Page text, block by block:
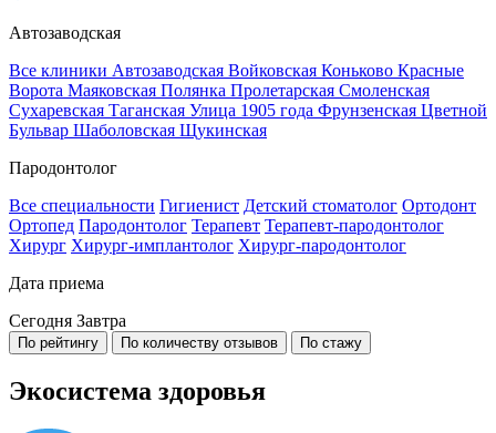
Автозаводская
Все клиники Автозаводская Войковская Коньково Красные
Ворота Маяковская Полянка Пролетарская Смоленская
Сухаревская Таганская Улица 1905 года Фрунзенская Цветной
Бульвар Шаболовская Щукинская
Пародонтолог
Все специальности Гигиенист Детский стоматолог Ортодонт
Ортопед Пародонтолог Терапевт Терапевт-пародонтолог
Хирург Хирург-имплантолог Хирург-пародонтолог
Дата приема
Сегодня Завтра
По рейтингу По количеству отзывов По стажу
Экосистема здоровья